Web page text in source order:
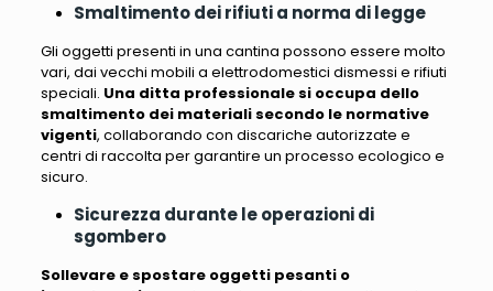
Smaltimento dei rifiuti a norma di legge
Gli oggetti presenti in una cantina possono essere molto
vari, dai vecchi mobili a elettrodomestici dismessi e rifiuti
speciali. Una ditta professionale si occupa dello
smaltimento dei materiali secondo le normative
vigenti, collaborando con discariche autorizzate e
centri di raccolta per garantire un processo ecologico e
sicuro.
Sicurezza durante le operazioni di
sgombero
Sollevare e spostare oggetti pesanti o